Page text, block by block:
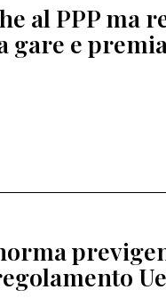
al PPP ma
gare e